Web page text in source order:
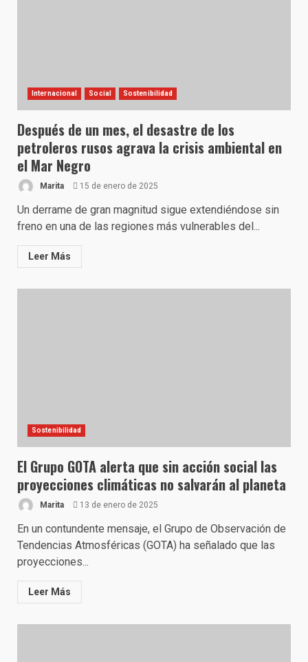
Internacional Social Sostenibilidad
Después de un mes, el desastre de los
petroleros rusos agrava la crisis ambiental en
el Mar Negro
Marita 15 de enero de 2025
Un derrame de gran magnitud sigue extendiéndose sin
freno en una de las regiones más vulnerables del...
Leer Más
Sostenibilidad
El Grupo GOTA alerta que sin acción social las
proyecciones climáticas no salvarán al planeta
Marita 13 de enero de 2025
En un contundente mensaje, el Grupo de Observación de
Tendencias Atmosféricas (GOTA) ha señalado que las
proyecciones...
Leer Más